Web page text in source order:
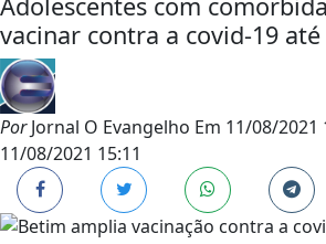
vacinar contra a covid-19 até
PorJornal O Evangelho Em 11/08/2021
11/08/2021 15:11